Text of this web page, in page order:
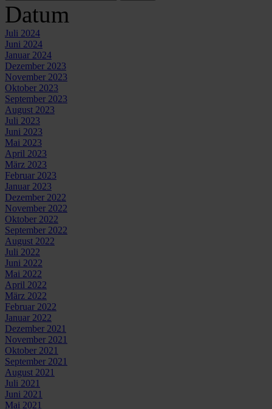
Datum
Juli 2024
Juni 2024
Januar 2024
Dezember 2023
November 2023
Oktober 2023
September 2023
August 2023
Juli 2023
Juni 2023
Mai 2023
April 2023
März 2023
Februar 2023
Januar 2023
Dezember 2022
November 2022
Oktober 2022
September 2022
August 2022
Juli 2022
Juni 2022
Mai 2022
April 2022
März 2022
Februar 2022
Januar 2022
Dezember 2021
November 2021
Oktober 2021
September 2021
August 2021
Juli 2021
Juni 2021
Mai 2021